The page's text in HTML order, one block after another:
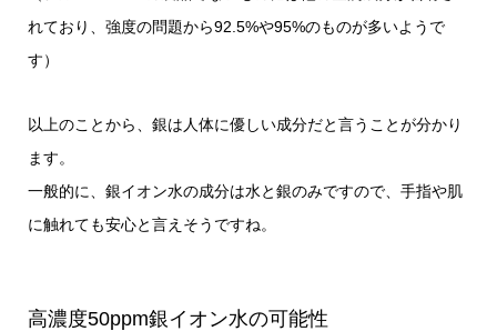
れており、強度の問題から92.5%や95%のものが多いようで
す）
以上のことから、銀は人体に優しい成分だと言うことが分かり
ます。
一般的に、銀イオン水の成分は水と銀のみですので、手指や肌
に触れても安心と言えそうですね。
高濃度50ppm銀イオン水の可能性